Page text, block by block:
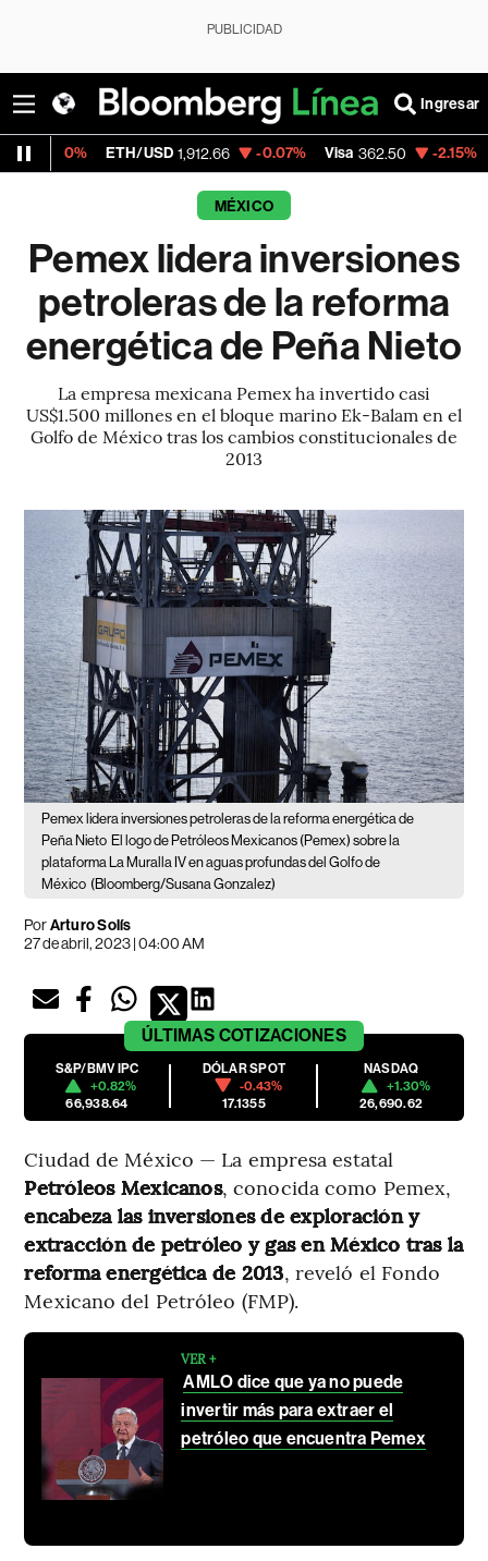
PUBLICIDAD
Ingresar
ETH/USD 1,912.66 -0.07% Visa 362.50 -2.15%
MÉXICO
Pemex lidera inversiones
petroleras de la reforma
energética de Peña Nieto
La empresa mexicana Pemex ha invertido casi
US$1.500 millones en el bloque marino Ek-Balam en el
Golfo de México tras los cambios constitucionales de
2013
Pemex lidera inversiones petroleras de la reforma energética de
Peña Nieto El logo de Petróleos Mexicanos (Pemex) sobre la
plataforma La Muralla IV en aguas profundas del Golfo de
México (Bloomberg/Susana Gonzalez)
PorArturo Solís
27 de abril, 2023 | 04:00 AM
ÚLTIMAS COTIZACIONES
S&P/BMV IPC
+0.82%
66,938.64
DÓLAR SPOT
-0.43%
17.1355
NASDAQ
+1.30%
26,690.62
Ciudad de México — La empresa estatal
Petróleos Mexicanos, conocida como Pemex,
encabeza las inversiones de exploración y
extracción de petróleo y gas en México tras la
reforma energética de 2013, reveló el Fondo
Mexicano del Petróleo (FMP).
VER +
AMLO dice que ya no puede
invertir más para extraer el
petróleo que encuentra Pemex